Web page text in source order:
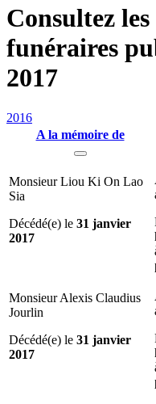
Consultez
funéraires
2017
2016
A la mémoire de
Monsieur Liou Ki On Lao
Sia
Décédé(e) le 31 janvier
2017
Monsieur Alexis Claudius
Jourlin
Décédé(e) le 31 janvier
2017